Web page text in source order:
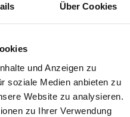
Über Cookies
und Anzeigen zu
soziale Medien anbieten zu
Website zu analysieren.
zu Ihrer Verwendung
inkl. MwSt.
5 Türen
6 Zylinder